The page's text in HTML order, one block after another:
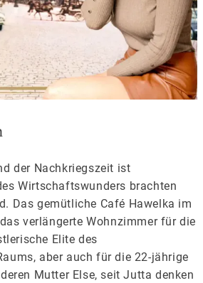
der Nachkriegszeit ist
Wirtschaftswunders brachten
Das gemütliche Café Hawelka im
verlängerte Wohnzimmer für die
Elite des
aber auch für die 22-jährige
Mutter Else, seit Jutta denken